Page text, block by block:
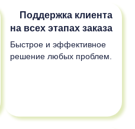
Поддержка клиента
на всех этапах заказа
Быстрое и эффективное
решение любых проблем.